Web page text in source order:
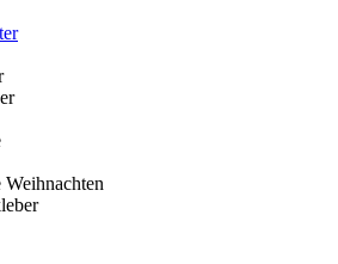
Weihnachten